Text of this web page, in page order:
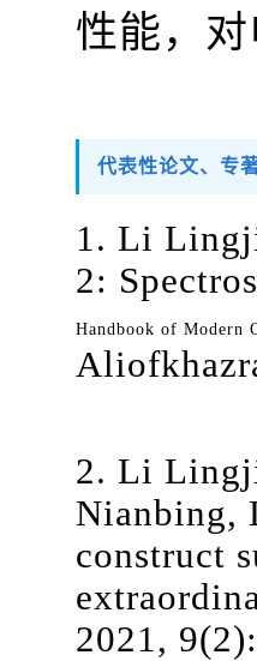
性能，
代表性论文、专
1. Li
2:
Handbook of Modern
2. Li
Nianbing,
construct
2021,